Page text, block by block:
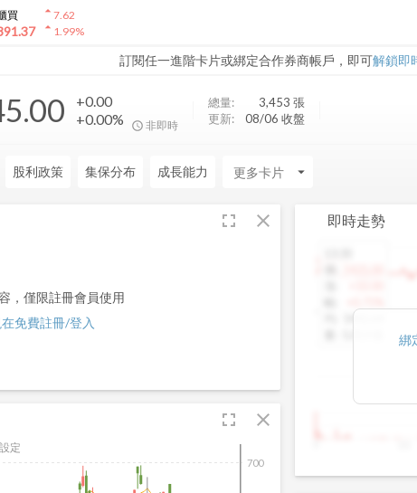
買 arrow_drop_up7.62
arrow_drop_up1.99%
訂閱任一進階卡片或綁定合作券商帳戶，即可解鎖即
+0.00
+0.00%
非即時
總量: 3,453 張
更新:
08/06 收盤
股利政策 集保分布 成長能力 arrow_drop_down
fullscreen close
，僅限註冊會員使用
免費註冊/登入
fullscreen close
700
定
即時走勢
綁